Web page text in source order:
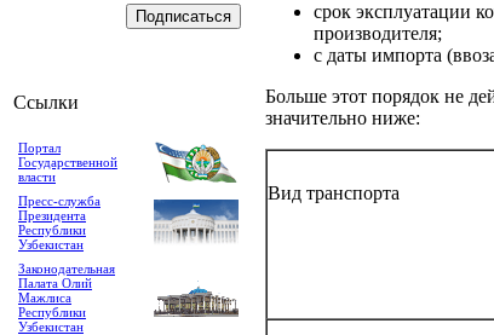
Ссылки
Портал
Государственной
власти
Пресс-служба
Президента
Республики
Узбекистан
Законодательная
Палата Олий
Мажлиса
Республики
Узбекистан
срок эксплуатации
производителя;
с даты импорта
Больше этот порядок не
значительно ниже:
Вид транспорта